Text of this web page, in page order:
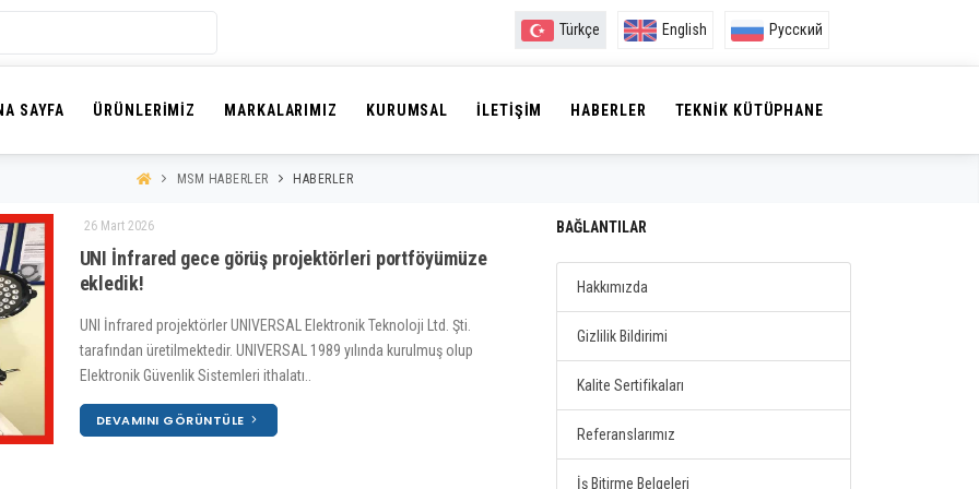
Türkçe English Русский
SAYFA ÜRÜNLERIMIZ MARKALARIMIZ KURUMSAL İLETIŞIM HABERLER TEKNIK KÜTÜPHANE
MSM HABERLER HABERLER
26 Mart 2026
UNI İnfrared gece görüş projektörleri portföyümüze
ekledik!
UNI İnfrared projektörler UNIVERSAL Elektronik Teknoloji Ltd. Şti.
tarafından üretilmektedir. UNIVERSAL 1989 yılında kurulmuş olup
Elektronik Güvenlik Sistemleri ithalatı..
DEVAMINI GÖRÜNTÜLE
BAĞLANTILAR
Hakkımızda
Gizlilik Bildirimi
Kalite Sertifikaları
Referanslarımız
İş Bitirme Belgeleri